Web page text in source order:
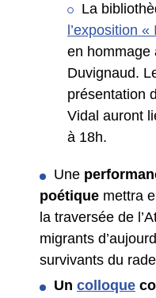
La
l’exposition
en hommage
Duvignaud.
présentation
Vidal auront
à 18h.
Une
poétique mettra
la traversée de
migrants
survivants du
Un colloque